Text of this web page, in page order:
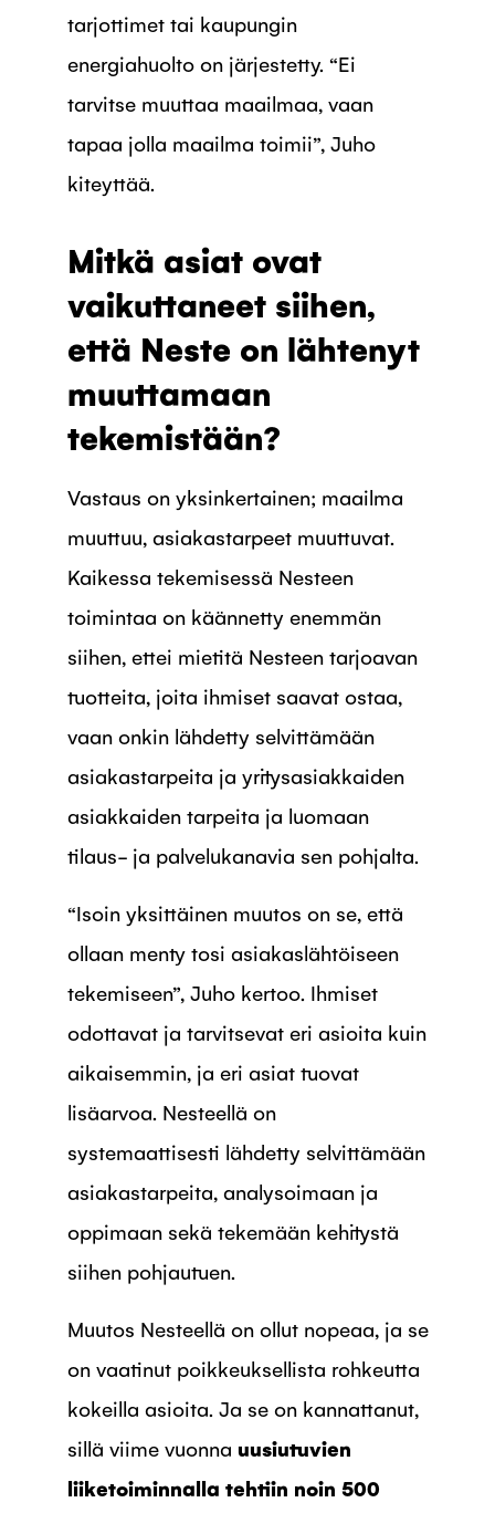
tarjottimet tai kaupungin
energiahuolto on järjestetty. “Ei
tarvitse muuttaa maailmaa, vaan
tapaa jolla maailma toimii”, Juho
kiteyttää.
Mitkä asiat ovat
vaikuttaneet siihen,
että Neste on lähtenyt
muuttamaan
tekemistään?
Vastaus on yksinkertainen; maailma
muuttuu, asiakastarpeet muuttuvat.
Kaikessa tekemisessä Nesteen
toimintaa on käännetty enemmän
siihen, ettei mietitä Nesteen tarjoavan
tuotteita, joita ihmiset saavat ostaa,
vaan onkin lähdetty selvittämään
asiakastarpeita ja yritysasiakkaiden
asiakkaiden tarpeita ja luomaan
tilaus- ja palvelukanavia sen pohjalta.
“Isoin yksittäinen muutos on se, että
ollaan menty tosi asiakaslähtöiseen
tekemiseen”, Juho kertoo. Ihmiset
odottavat ja tarvitsevat eri asioita kuin
aikaisemmin, ja eri asiat tuovat
lisäarvoa. Nesteellä on
systemaattisesti lähdetty selvittämään
asiakastarpeita, analysoimaan ja
oppimaan sekä tekemään kehitystä
siihen pohjautuen.
Muutos Nesteellä on ollut nopeaa, ja se
on vaatinut poikkeuksellista rohkeutta
kokeilla asioita. Ja se on kannattanut,
sillä viime vuonna uusiutuvien
liiketoiminnalla tehtiin noin 500